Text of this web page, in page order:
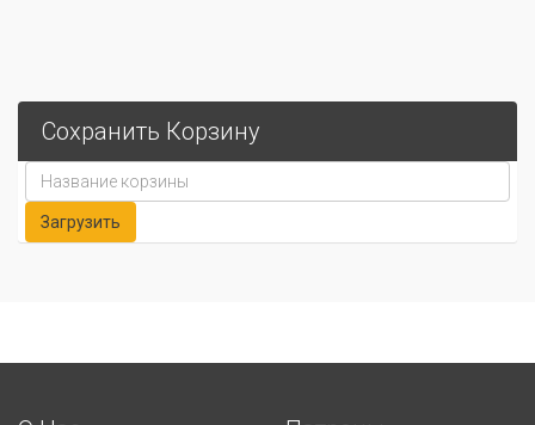
Сохранить Корзину